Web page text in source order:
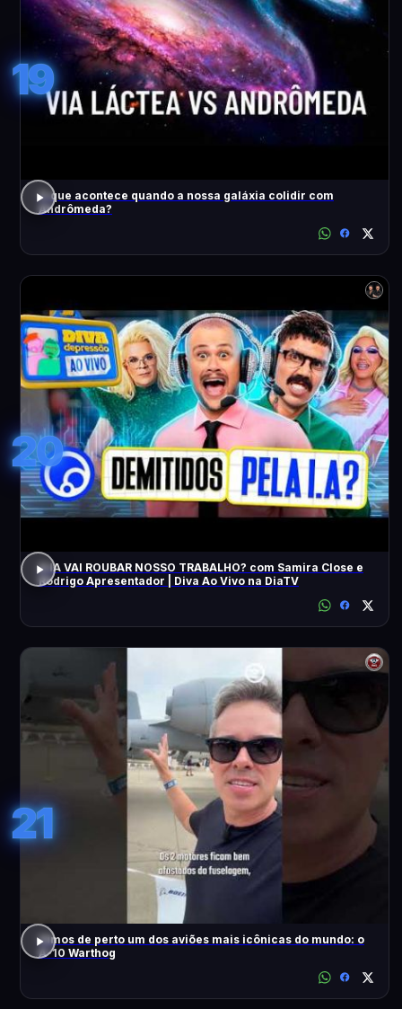
19
O que acontece quando a nossa galáxia colidir com
Andrômeda?
20
A IA VAI ROUBAR NOSSO TRABALHO? com Samira Close e
Rodrigo Apresentador | Diva Ao Vivo na DiaTV
21
Vimos de perto um dos aviões mais icônicas do mundo: o
A-10 Warthog